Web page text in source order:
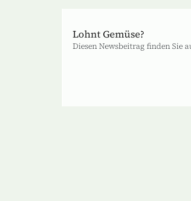
Lohnt Gemüse?
Diesen Newsbeitrag finden Sie